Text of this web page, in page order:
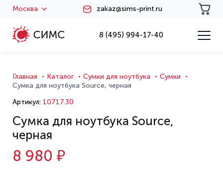
Москва zakaz@sims-print.ru
8 (495) 994-17-40
Главная Каталог Сумки для ноутбука
Сумки
Сумка для ноутбука Source, черная
Артикул: 10717.30
Сумка для ноутбука Source,
черная
8 980 ₽